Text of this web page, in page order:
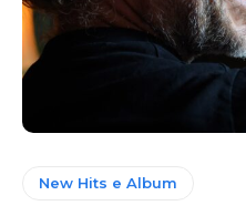
New Hits e Album